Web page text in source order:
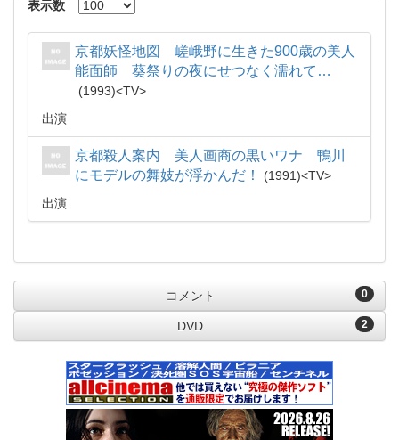
表示数
京都妖怪地図 嵯峨野に生きた900歳の美人
能面師 葵祭りの夜にせつなく濡れて…
1993
TV
出演
京都殺人案内 美人画商の黒いワナ 鴨川
にモデルの舞妓が浮かんだ！
1991
TV
出演
0
コメント
2
DVD